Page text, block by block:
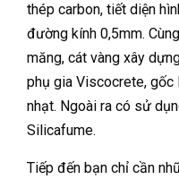
thép carbon, tiết diện
đường kính 0,5mm.
măng, cát vàng xây
phụ gia Viscocrete, gốc
nhạt. Ngoài ra có sử
Silicafume.
Tiếp đến bạn chỉ cần